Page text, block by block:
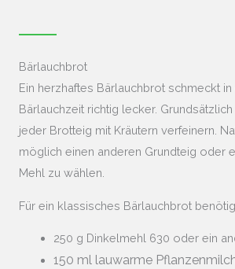
Bärlauchbrot
Ein herzhaftes Bärlauchbrot schmeckt in
Bärlauchzeit richtig lecker.
jeder Brotteig mit Kräutern verfeinern.
möglich einen anderen Grundteig oder
Mehl zu wählen.
Für ein klassisches Bärlauchbrot
250 g Dinkelmehl 630 oder ein
150 ml lauwarme